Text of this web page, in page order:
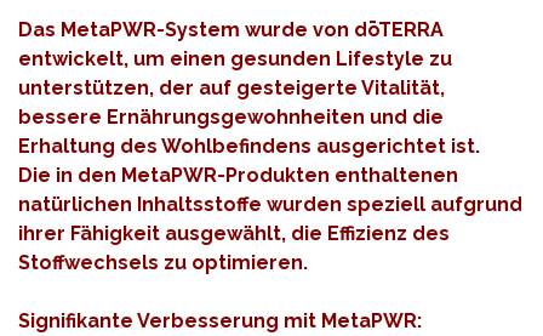
Das MetaPWR-System wurde von dōTERRA
entwickelt, um einen gesunden Lifestyle zu
unterstützen, der auf gesteigerte Vitalität,
bessere Ernährungsgewohnheiten und die
Erhaltung des Wohlbefindens ausgerichtet ist.
Die in den MetaPWR-Produkten enthaltenen
natürlichen Inhaltsstoffe wurden speziell aufgrund
ihrer Fähigkeit ausgewählt, die Effizienz des
Stoffwechsels zu optimieren.
Signifikante Verbesserung mit MetaPWR: